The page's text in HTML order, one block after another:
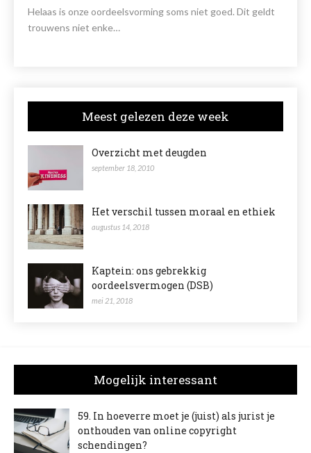
Helaas is onze oordeelsvorming soms niet goed. Dit geldt
trouwens niet enke…
Meest gelezen deze week
Overzicht met deugden
september 18, 2010
Het verschil tussen moraal en ethiek
augustus 14, 2018
Kaptein: ons gebrekkig
oordeelsvermogen (DSB)
mei 21, 2018
Mogelijk interessant
59. In hoeverre moet je (juist) als jurist je
onthouden van online copyright
schendingen?